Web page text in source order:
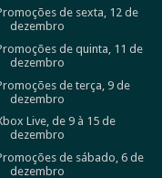
de sexta, 12 de
dezembro
de quinta, 11 de
dezembro
de terça, 9 de
dezembro
Live, de 9 à 15 de
dezembro
de sábado, 6 de
dezembro